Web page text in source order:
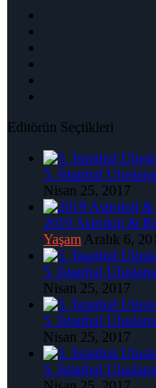
Editörün Seçtikleri
5. İstanbul
Nisan 25, 2017
2019 Astroloji &
Yaşam Aralık 6,
5. İstanbul
Nisan 25, 2017
5. İstanbul
Nisan 25, 2017
5. İstanbul